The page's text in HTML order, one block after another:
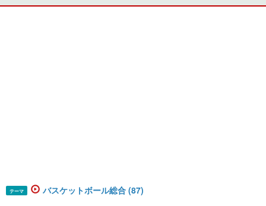
テーマ バスケットボール総合 (87)